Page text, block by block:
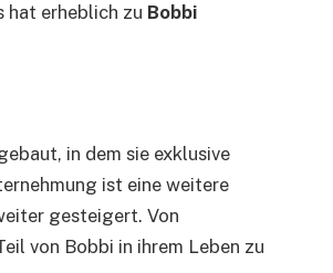
hat erheblich zu Bobbi
in dem sie exklusive
ist eine weitere
gesteigert. Von
von Bobbi in ihrem Leben zu